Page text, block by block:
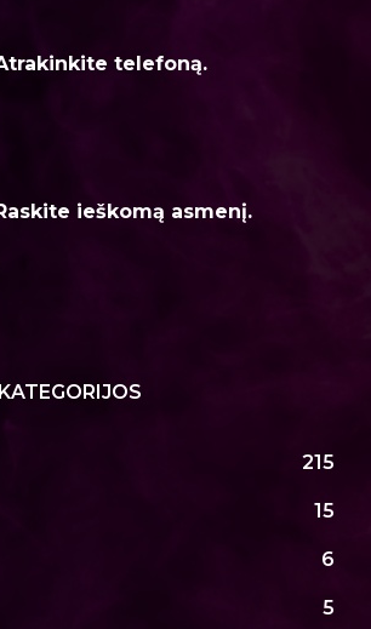
telefoną.
ieškomą asmenį.
215
15
6
5